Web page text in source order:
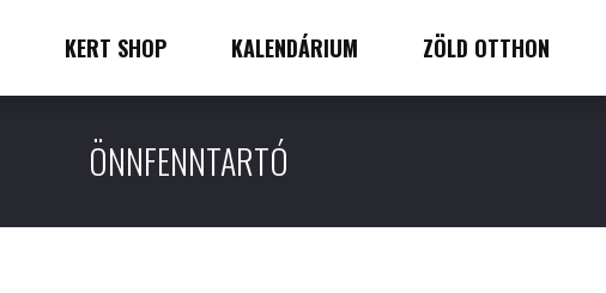
KERT SHOP KALENDÁRIUM ZÖLD OTTHON
ÖNNFENNTARTÓ